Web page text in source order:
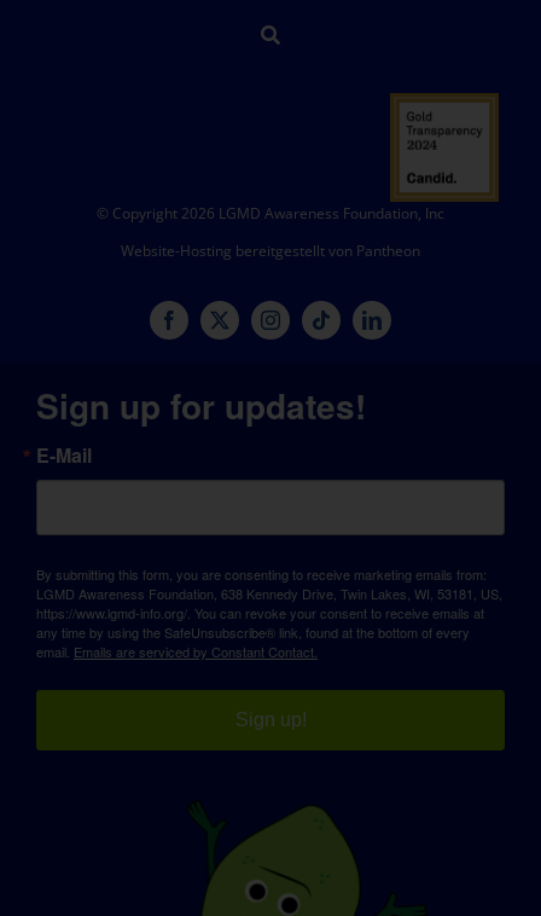
© Copyright 2026 LGMD Awareness Foundation, Inc
Website-Hosting bereitgestellt von Pantheon
Sign up for updates!
E-Mail
By submitting this form, you are consenting to receive marketing emails from:
LGMD Awareness Foundation, 638 Kennedy Drive, Twin Lakes, WI, 53181, US,
https://www.lgmd-info.org/. You can revoke your consent to receive emails at
any time by using the SafeUnsubscribe® link, found at the bottom of every
email. Emails are serviced by Constant Contact.
Sign up!